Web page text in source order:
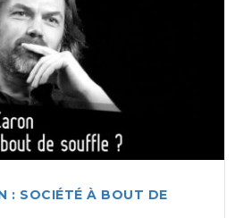
: SOCIÉTÉ À BOUT DE